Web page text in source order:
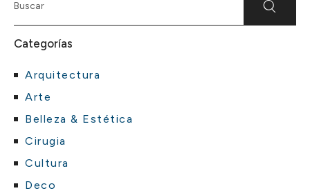
Categorías
Arquitectura
Arte
Belleza & Estética
Cirugia
Cultura
Deco